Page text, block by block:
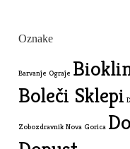
Oznake
Barvanje Ograje
Boleči Sklepi
Zobozdravnik Nova Gorica